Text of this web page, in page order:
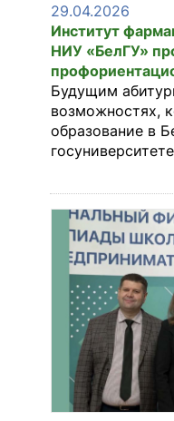
29.04.2026
Институт
НИУ «БелГУ»
Будущим
возможностях,
образование в